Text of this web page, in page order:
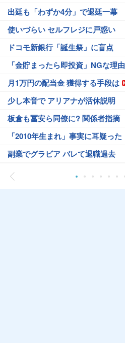
出廷も「わずか4分」で退廷一幕
使いづらい セルフレジに戸惑い
ドコモ新銀行「誕生祭」に盲点
「金貯まったら即投資」NGな理由
月1万円の配当金 獲得する手段は
少し本音で アリアナが活休説明
板倉も冨安ら同僚に? 関係者指摘
「2010年生まれ」事実に耳疑った
副業でグラビア バレて退職過去